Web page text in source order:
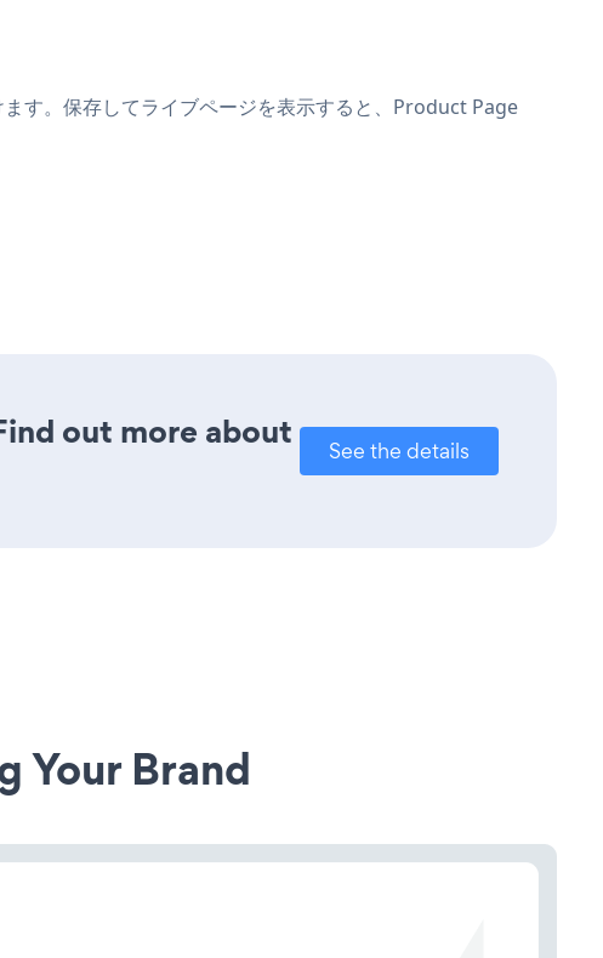
す。保存してライブページを表示すると、Product Page
out more about
See the details
Your Brand